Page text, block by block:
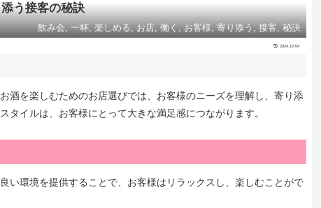
う接客の秘訣
飲み会, 一杯, 楽しめる, お店, 働く, お客様, 寄り添う, 接客, 秘訣
2024.12.04
酒を楽しむためのお店選びでは、お客様のニーズを理解し、寄り添
イルは、お客様にとって大きな満足感につながります。
い環境を提供することで、お客様はリラックスし、楽しむことがで